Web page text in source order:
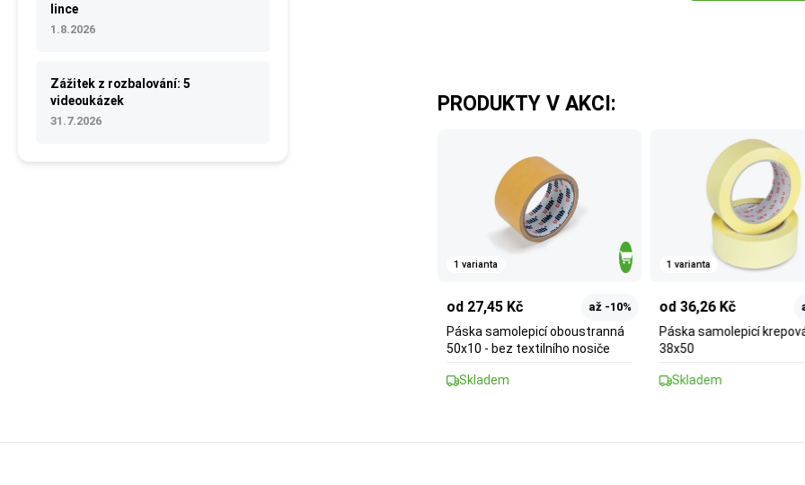
lince
1.8.2026
Zážitek z rozbalování: 5
videoukázek
31.7.2026
PRODUKTY V AKCI:
1 varianta
od 27,45 Kč až -10%
Páska samolepicí oboustranná
50x10 - bez textilního nosiče
Skladem
1 varianta
od 36,26 Kč
Páska samolepicí
38x50
Skladem